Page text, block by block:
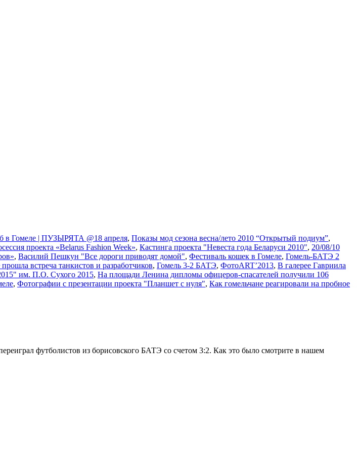
в Гомеле | ПУЗЫРЯТА @18 апреля, Показы мод сезона весна/лето 2010 “Открытый подиум”,
проекта «Belarus Fashion Week», Кастинга проекта "Невеста года Беларуси 2010", 20/08/10
, Василий Пешкун "Все дороги приводят домой", Фестиваль кошек в Гомеле, Гомель-БАТЭ 2
встреча танкистов и разработчиков, Гомель 3-2 БАТЭ, ФотоART’2013, В галерее Гавриила
им. П.О. Сухого 2015, На площади Ленина дипломы офицеров-спасателей получили 106
, Фотографии с презентации проекта "Планшет с нуля", Как гомельчане реагировали на пробное
футболистов из борисовского БАТЭ со счетом 3:2. Как это было смотрите в нашем